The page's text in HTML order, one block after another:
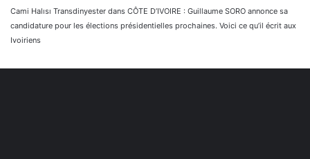
Cami Halısı Transdinyester dans CÔTE D’IVOIRE : Guillaume SORO annonce sa
candidature pour les élections présidentielles prochaines. Voici ce qu’il écrit aux
Ivoiriens